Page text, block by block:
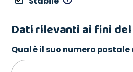
Dati rilevanti ai fini
Qual è il suo numero